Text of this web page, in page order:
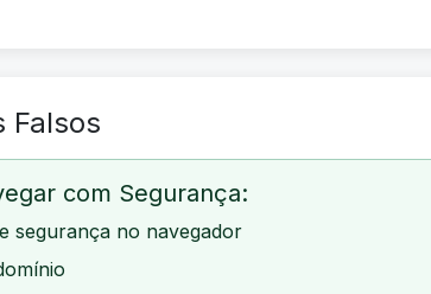
Falsos
com Segurança:
segurança no navegador